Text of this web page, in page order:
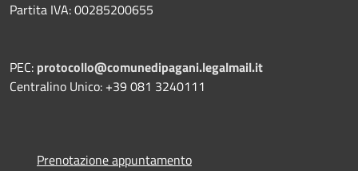
Partita IVA: 00285200655
PEC: protocollo@comunedipagani.legalmail.it
Centralino Unico: +39 081 3240111
Prenotazione appuntamento